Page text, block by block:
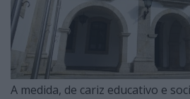
A medida, de cariz educativo e